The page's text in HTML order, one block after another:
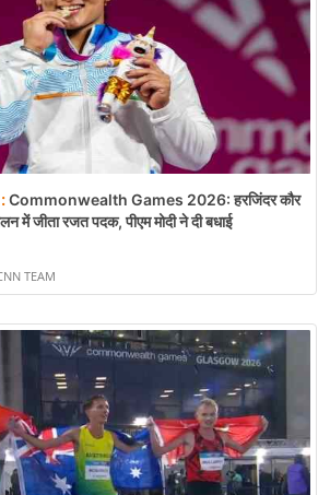
Commonwealth Games 2026: हरजिंदर कौर
में जीता रजत पदक, पीएम मोदी ने दी बधाई
TEAM